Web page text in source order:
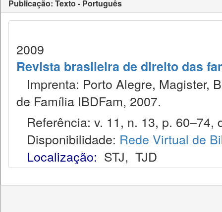
Publicação: Texto - Português
2009
Revista brasileira de direito das
Imprenta: Porto Alegre, Magister,
de Família IBDFam, 2007.
Referência: v. 11, n. 13, p. 60–74,
Disponibilidade: Rede Virtual de
Localização: STJ, TJD